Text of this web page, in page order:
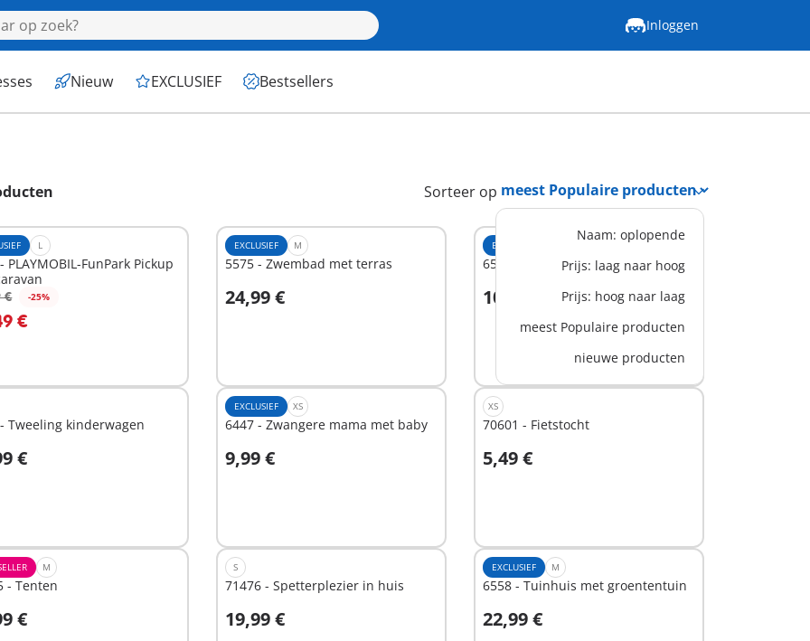
Inloggen
Nieuw EXCLUSIEF Bestsellers
Sorteer op
Naam: oplopende
Prijs: laag naar hoog
Prijs: hoog naar laag
meest Populaire producten
nieuwe producten
L
PLAYMOBIL-FunPark Pickup
€ -25%
€
EXCLUSIEF M
5575 - Zwembad met terras
24,99 €
In winkelwagen
EXCLUSIEF
6530 - Familie Huizer
10,99 €
In winkelwagen
Tweeling kinderwagen
€
winkelwagen
EXCLUSIEF XS
6447 - Zwangere mama met baby
9,99 €
In winkelwagen
XS
70601 - Fietstocht
5,49 €
In winkelwagen
M
- Tenten
€
winkelwagen
S
71476 - Spetterplezier in huis
19,99 €
In winkelwagen
EXCLUSIEF M
6558 - Tuinhuis met groententuin
22,99 €
In winkelwagen